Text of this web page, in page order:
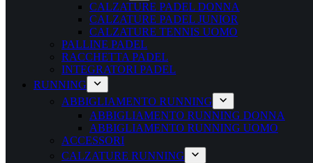
CALZATURE PADEL DONNA
CALZATURE PADEL JUNIOR
CALZATURE TENNIS UOMO
PALLINE PADEL
RACCHETTA PADEL
INTEGRATORI PADEL
RUNNING
ABBIGLIAMENTO RUNNING
ABBIGLIAMENTO RUNNING DONNA
ABBIGLIAMENTO RUNNING UOMO
ACCESSORI
CALZATURE RUNNING